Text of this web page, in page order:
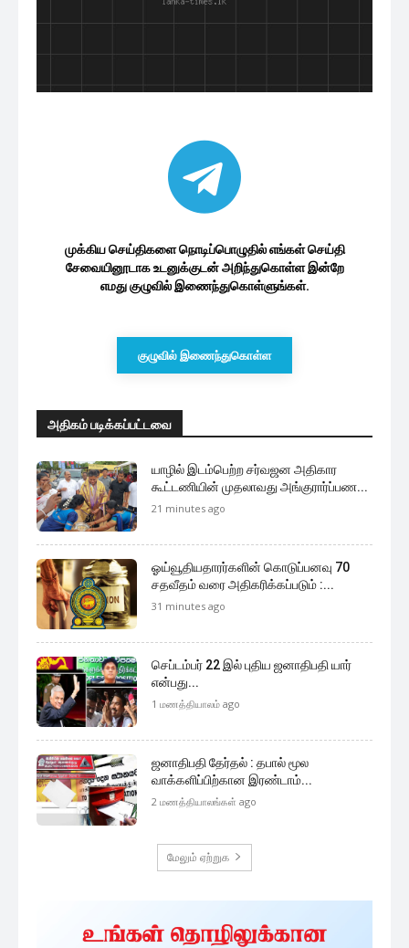
முக்கிய செய்திகளை நொடிப்பொழுதில் எங்கள் செய்தி
சேவையினூடாக உடனுக்குடன் அறிந்துகொள்ள இன்றே
எமது குழுவில் இணைந்துகொள்ளுங்கள்.
குழுவில் இணைந்துகொள்ள
அதிகம் படிக்கப்பட்டவை
யாழில் இடம்பெற்ற சர்வஜன அதிகார
கூட்டணியின் முதலாவது அங்குரார்ப்பண...
21 minutes ago
ஓய்வூதியதாரர்களின் கொடுப்பனவு 70
சதவீதம் வரை அதிகரிக்கப்படும் :...
31 minutes ago
செப்டம்பர் 22 இல் புதிய ஜனாதிபதி யார்
என்பது...
1 மணத்தியாலம் ago
ஜனாதிபதி தேர்தல் : தபால் மூல
வாக்களிப்பிற்கான இரண்டாம்...
2 மணத்தியாலங்கள் ago
மேலும் ஏற்றுக